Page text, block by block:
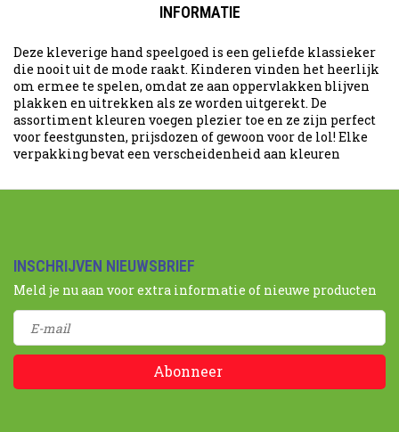
INFORMATIE
Deze kleverige hand speelgoed is een geliefde klassieker
die nooit uit de mode raakt. Kinderen vinden het heerlijk
om ermee te spelen, omdat ze aan oppervlakken blijven
plakken en uitrekken als ze worden uitgerekt. De
assortiment kleuren voegen plezier toe en ze zijn perfect
voor feestgunsten, prijsdozen of gewoon voor de lol! Elke
verpakking bevat een verscheidenheid aan kleuren
INSCHRIJVEN NIEUWSBRIEF
Meld je nu aan voor extra informatie of nieuwe producten
Abonneer